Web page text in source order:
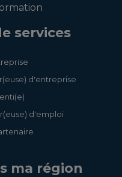
services
d'entreprise
d'emploi
ma région